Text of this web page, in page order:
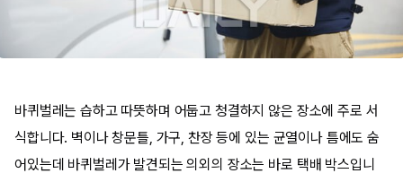
바퀴벌레는 습하고 따뜻하며 어둡고 청결하지 않은 장소에 주로 서
식합니다. 벽이나 창문틀, 가구, 찬장 등에 있는 균열이나 틈에도 숨
어있는데 바퀴벌레가 발견되는 의외의 장소는 바로 택배 박스입니